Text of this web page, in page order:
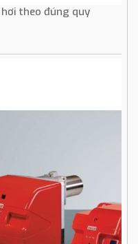
theo đúng quy